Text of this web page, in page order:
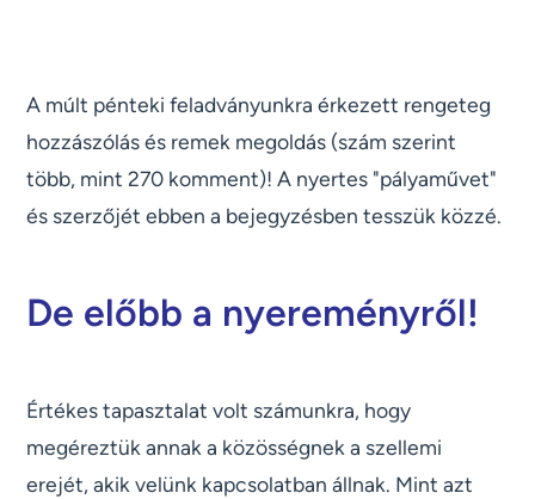
A múlt pénteki feladványunkra érkezett rengeteg
hozzászólás és remek megoldás (szám szerint
több, mint 270 komment)! A nyertes "pályaművet"
és szerzőjét ebben a bejegyzésben tesszük közzé.
De előbb a nyereményről!
Értékes tapasztalat volt számunkra, hogy
megéreztük annak a közösségnek a szellemi
erejét, akik velünk kapcsolatban állnak. Mint azt